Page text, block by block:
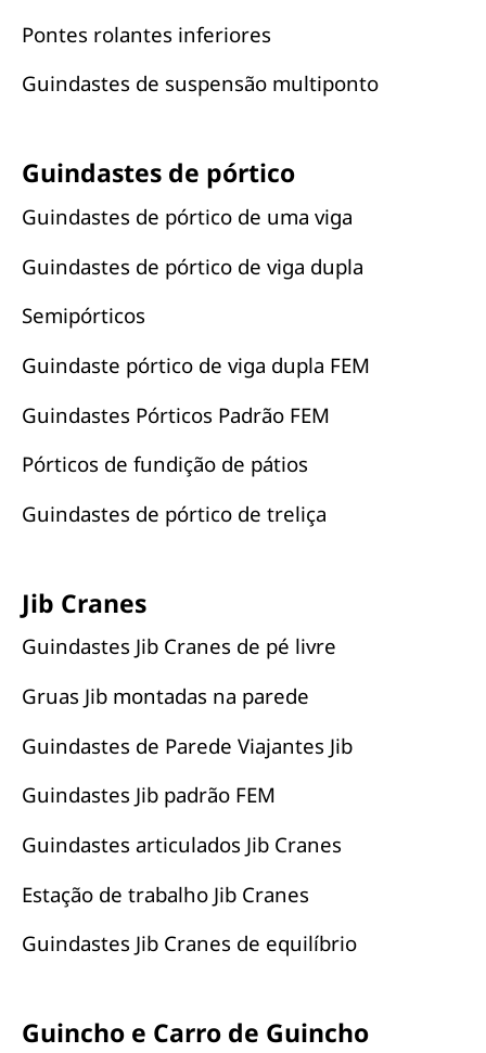
Pontes rolantes inferiores
Guindastes de suspensão multiponto
Guindastes de pórtico
Guindastes de pórtico de uma viga
Guindastes de pórtico de viga dupla
Semipórticos
Guindaste pórtico de viga dupla FEM
Guindastes Pórticos Padrão FEM
Pórticos de fundição de pátios
Guindastes de pórtico de treliça
Jib Cranes
Guindastes Jib Cranes de pé livre
Gruas Jib montadas na parede
Guindastes de Parede Viajantes Jib
Guindastes Jib padrão FEM
Guindastes articulados Jib Cranes
Estação de trabalho Jib Cranes
Guindastes Jib Cranes de equilíbrio
Guincho e Carro de Guincho